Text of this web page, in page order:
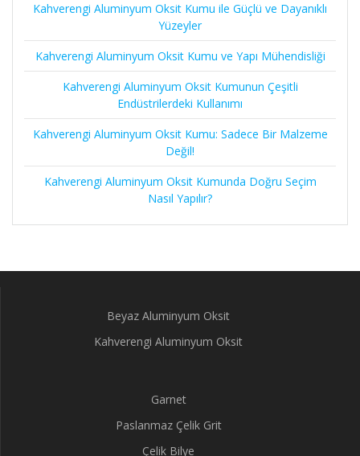
Kahverengi Aluminyum Oksit Kumu ile Güçlü ve Dayanıklı
Yüzeyler
Kahverengi Aluminyum Oksit Kumu ve Yapı Mühendisliği
Kahverengi Aluminyum Oksit Kumunun Çeşitli
Endüstrilerdeki Kullanımı
Kahverengi Aluminyum Oksit Kumu: Sadece Bir Malzeme
Değil!
Kahverengi Aluminyum Oksit Kumunda Doğru Seçim
Nasıl Yapılır?
Beyaz Aluminyum Oksit
Kahverengi Aluminyum Oksit
Garnet
Paslanmaz Çelik Grit
Çelik Bilye